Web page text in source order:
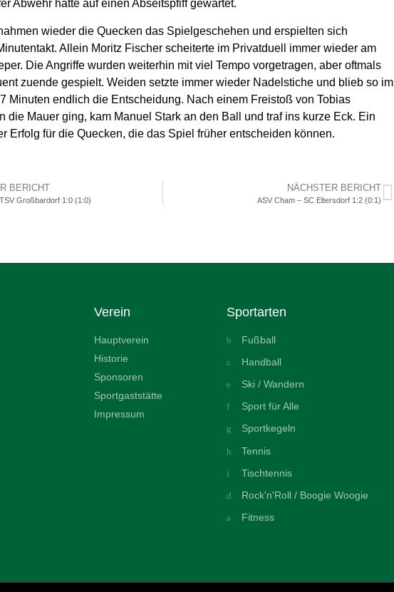
Abwehr hatte auf einen Abseitspfiff gewartet.
wieder die Quecken das Spielgeschehen und erspielten sich
Allein Moritz Fischer scheiterte im Privatduell immer wieder am
Die Angriffe wurden weiterhin mit viel Tempo vorgetragen, aber oftmals
zuende gespielt. Weiden setzte immer wieder Nadelstiche und blieb so im
Minuten endlich die Entscheidung. Nach einem Freistoß von Tobias
die Mauer ging, kam Manuel Stark an den Ball und traf ins kurze Eck. Ein
Erfolg für die Quecken, die das Spiel früher entscheiden können.
BERICHT
Großbardorf 1:0 (1:0)
NÄCHSTER BERICHT
ASV Cham – SC Eltersdorf 1:2 (0:1)
Verein
Hauptverein
Historie
Sponsoren
Sportgaststätte
Impressum
Sportarten
Fußball
Handball
Ski / Wandern
Sport für Alle
Sportkegeln
Tennis
Tischtennis
Rock'n'Roll / Boogie Woogie
Fitness